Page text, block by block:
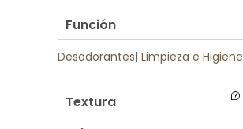
Función
Desodorantes| Limpieza e Higiene
Textura